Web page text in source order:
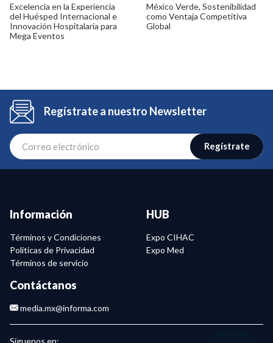
Excelencia en la Experiencia
del Huésped Internacional e
Innovación Hospitalaria para
Mega Eventos
México Verde, Sostenibilidad
como Ventaja Competitiva
Global
Regístrate a nuestro Newsletter
Regístrate
Información
Términos y Condiciones
Politicas de Privacidad
Términos de servicio
HUB
Expo CIHAC
Expo Med
Contáctanos
media.mx@informa.com
Síguenos en: